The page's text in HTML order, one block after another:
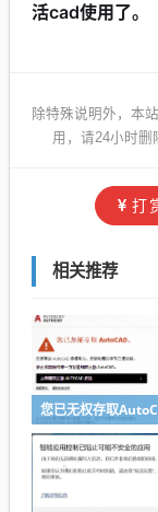
活cad使用了。
除特殊说明外，本
用，请24小时删
打
相关推荐